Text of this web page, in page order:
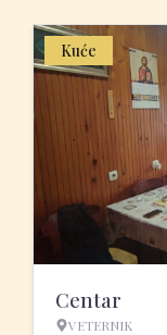
Kuće
Centar
VETERNIK